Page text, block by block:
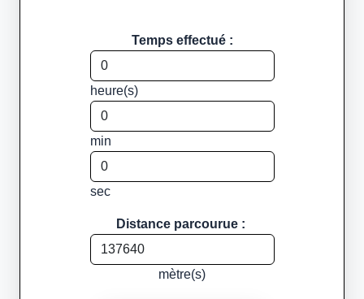
Temps effectué :
heure(s)
min
sec
Distance parcourue :
mètre(s)